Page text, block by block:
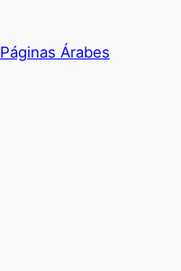
Páginas Árabes